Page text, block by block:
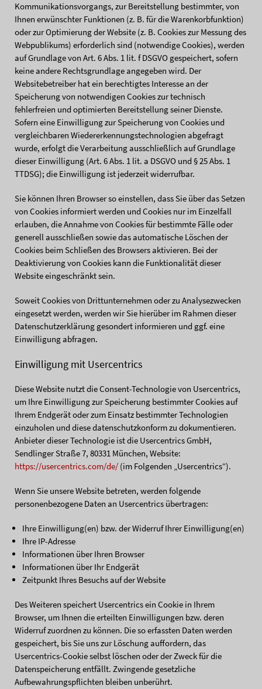
Kommunikationsvorgangs, zur Bereitstellung bestimmter, von
Ihnen erwünschter Funktionen (z. B. für die Warenkorbfunktion)
oder zur Optimierung der Website (z. B. Cookies zur Messung des
Webpublikums) erforderlich sind (notwendige Cookies), werden
auf Grundlage von Art. 6 Abs. 1 lit. f DSGVO gespeichert, sofern
keine andere Rechtsgrundlage angegeben wird. Der
Websitebetreiber hat ein berechtigtes Interesse an der
Speicherung von notwendigen Cookies zur technisch
fehlerfreien und optimierten Bereitstellung seiner Dienste.
Sofern eine Einwilligung zur Speicherung von Cookies und
vergleichbaren Wiedererkennungstechnologien abgefragt
wurde, erfolgt die Verarbeitung ausschließlich auf Grundlage
dieser Einwilligung (Art. 6 Abs. 1 lit. a DSGVO und § 25 Abs. 1
TTDSG); die Einwilligung ist jederzeit widerrufbar.
Sie können Ihren Browser so einstellen, dass Sie über das Setzen
von Cookies informiert werden und Cookies nur im Einzelfall
erlauben, die Annahme von Cookies für bestimmte Fälle oder
generell ausschließen sowie das automatische Löschen der
Cookies beim Schließen des Browsers aktivieren. Bei der
Deaktivierung von Cookies kann die Funktionalität dieser
Website eingeschränkt sein.
Soweit Cookies von Drittunternehmen oder zu Analysezwecken
eingesetzt werden, werden wir Sie hierüber im Rahmen dieser
Datenschutzerklärung gesondert informieren und ggf. eine
Einwilligung abfragen.
Einwilligung mit Usercentrics
Diese Website nutzt die Consent-Technologie von Usercentrics,
um Ihre Einwilligung zur Speicherung bestimmter Cookies auf
Ihrem Endgerät oder zum Einsatz bestimmter Technologien
einzuholen und diese datenschutzkonform zu dokumentieren.
Anbieter dieser Technologie ist die Usercentrics GmbH,
Sendlinger Straße 7, 80331 München, Website:
https://usercentrics.com/de/(im Folgenden „Usercentrics“).
Wenn Sie unsere Website betreten, werden folgende
personenbezogene Daten an Usercentrics übertragen:
Ihre Einwilligung(en) bzw. der Widerruf Ihrer Einwilligung(en)
Ihre IP-Adresse
Informationen über Ihren Browser
Informationen über Ihr Endgerät
Zeitpunkt Ihres Besuchs auf der Website
Des Weiteren speichert Usercentrics ein Cookie in Ihrem
Browser, um Ihnen die erteilten Einwilligungen bzw. deren
Widerruf zuordnen zu können. Die so erfassten Daten werden
gespeichert, bis Sie uns zur Löschung auffordern, das
Usercentrics-Cookie selbst löschen oder der Zweck für die
Datenspeicherung entfällt. Zwingende gesetzliche
Aufbewahrungspflichten bleiben unberührt.